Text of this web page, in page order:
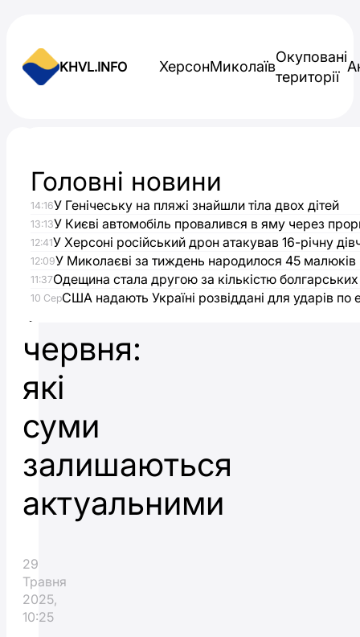
KHVL.INFO ХерсонМиколаїв
Окуповані
території
Виплати
військовим
з
1
червня:
які
суми
залишаються
актуальними
29
Травня
2025,
10:25
Головні новини
14:16У Генічеську на пляжі знайшли тіла двох дітей
13:13У Києві автомобіль провалився в яму через
12:41У Херсоні російський дрон атакував 16-річну
12:09У Миколаєві за тиждень народилося 45 малюків
11:37Одещина стала другою за кількістю
10 СерСША надають Україні розвіддані для ударів по